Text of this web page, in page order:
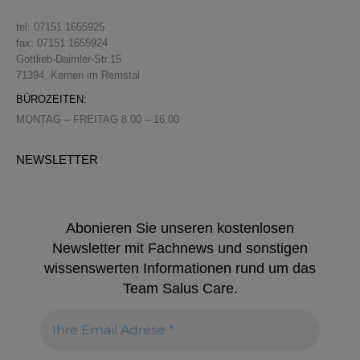
tel: 07151 1655925
fax: 07151 1655924
Gottlieb-Daimler-Str.15
71394, Kernen im Remstal
BÜROZEITEN:
MONTAG – FREITAG 8.00 – 16.00
NEWSLETTER
Abonieren Sie unseren kostenlosen
Newsletter mit Fachnews und sonstigen
wissenswerten Informationen rund um das
Team Salus Care.